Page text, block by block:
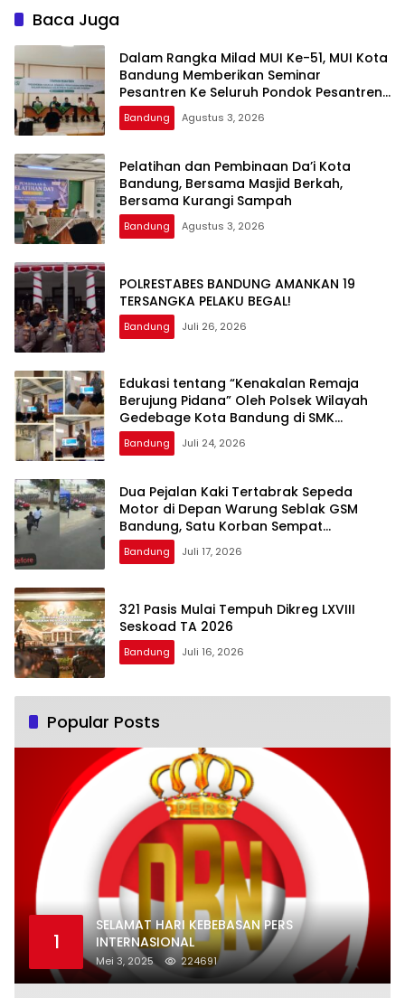
Sempat Mengalami Kejang
Baca Juga
Dalam Rangka Milad MUI Ke-51, MUI Kota
Bandung Memberikan Seminar
Pesantren Ke Seluruh Pondok Pesantren
di Kota Bandung
Bandung Agustus 3, 2026
Pelatihan dan Pembinaan Da’i Kota
Bandung, Bersama Masjid Berkah,
Bersama Kurangi Sampah
Bandung Agustus 3, 2026
POLRESTABES BANDUNG AMANKAN 19
TERSANGKA PELAKU BEGAL!
Bandung Juli 26, 2026
Edukasi tentang “Kenakalan Remaja
Berujung Pidana” Oleh Polsek Wilayah
Gedebage Kota Bandung di SMK
Muhammadiyah 3 Bandung
Bandung Juli 24, 2026
Dua Pejalan Kaki Tertabrak Sepeda
Motor di Depan Warung Seblak GSM
Bandung, Satu Korban Sempat
Mengalami Kejang
Bandung Juli 17, 2026
321 Pasis Mulai Tempuh Dikreg LXVIII
Seskoad TA 2026
Bandung Juli 16, 2026
Popular Posts
1
SELAMAT HARI KEBEBASAN PERS
INTERNASIONAL
Mei 3, 2025 224691